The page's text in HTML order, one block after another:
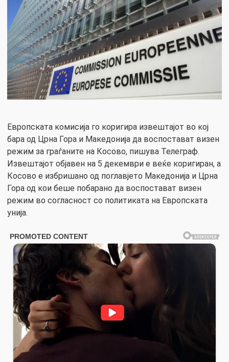
Европската комисија го коригира извештајот во кој
бара од Црна Гора и Македонија да воспостават визен
режим за граѓаните на Косово, пишува Телеграф.
Извештајот објавен на 5 декември е веќе коригиран, а
Косово е избришано од поглавјето Македонија и Црна
Гора од кои беше побарано да воспостават визен
режим во согласност со политиката на Европската
унија.